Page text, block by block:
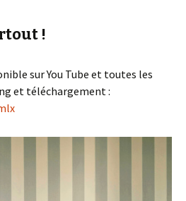
!
sur You Tube et toutes les
et téléchargement :